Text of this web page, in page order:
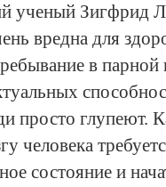
ученый Зигфрид
вредна для
в парной
просто глупеют.
человека
состояние и